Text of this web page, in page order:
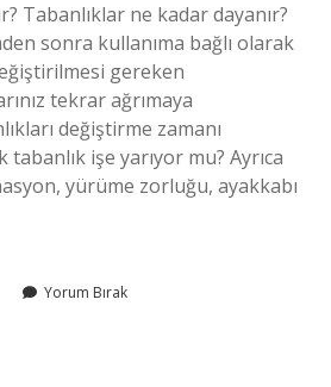
Tabanlıklar ne kadar dayanır?
sonra kullanıma bağlı olarak
gereken
tekrar ağrımaya
değiştirme zamanı
işe yarıyor mu? Ayrıca
yürüme zorluğu, ayakkabı
Yorum Bırak